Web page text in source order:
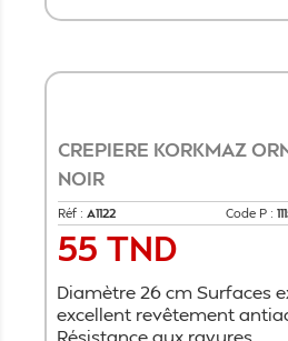
CREPIERE KORKMAZ
NOIR
Réf : A1122 Code P :
Prix
55 TND
Diamètre 26 cm Surfaces
excellent revêtement
Résistance aux rayures